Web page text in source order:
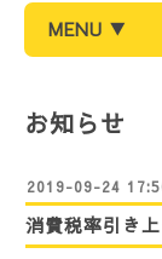
MENU ▼
お知らせ
2019-09-24
消費税率引き